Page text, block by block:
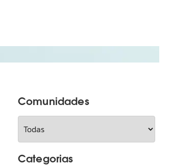
Comunidades
Categorias